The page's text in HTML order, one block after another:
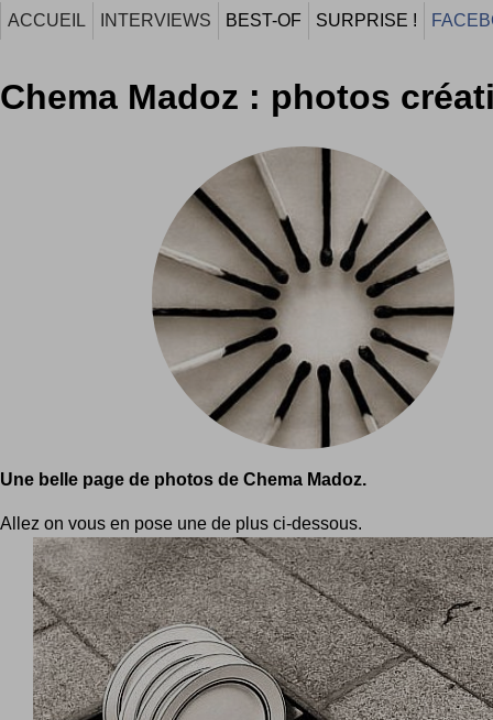
ACCUEIL INTERVIEWS BEST-OF SURPRISE !
Chema Madoz : photos
Une belle page de photos de Chema Madoz.
Allez on vous en pose une de plus ci-dessous.